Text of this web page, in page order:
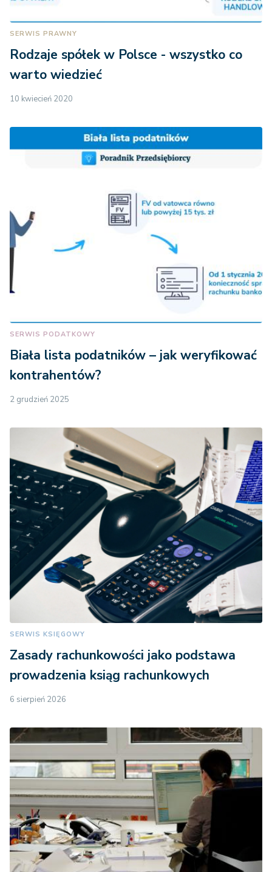
SERWIS PRAWNY
Rodzaje spółek w Polsce - wszystko co
warto wiedzieć
10 kwiecień 2020
SERWIS PODATKOWY
Biała lista podatników – jak weryfikować
kontrahentów?
2 grudzień 2025
SERWIS KSIĘGOWY
Zasady rachunkowości jako podstawa
prowadzenia ksiąg rachunkowych
6 sierpień 2026